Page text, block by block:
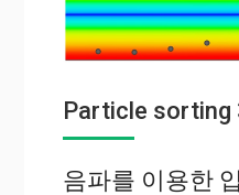
Particle sorting
음파를 이용한